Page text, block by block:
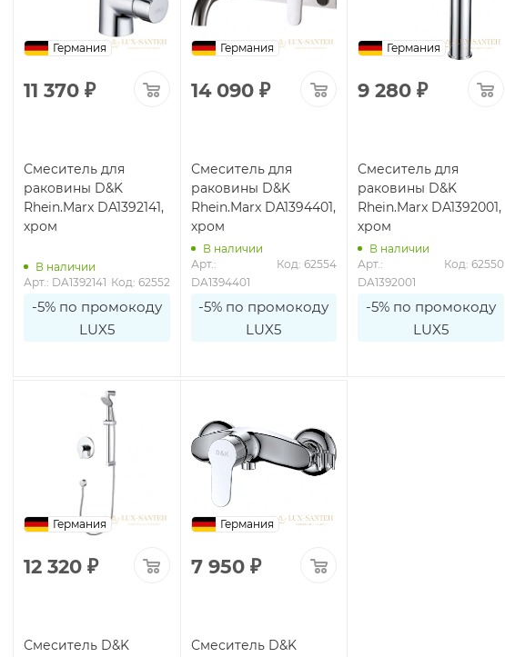
Германия
11 370 ₽
Смеситель для
раковины D&K
Rhein.Marx DA1392141,
хром
В наличии
Арт.: DA1392141 Код: 62552
-5% по промокоду
LUX5
Германия
14 090₽
Смеситель для
раковины D&K
Rhein.Marx DA1394401,
хром
В наличии
Арт.:
DA1394401
Код: 62554
-5% по промокоду
LUX5
Германия
9 280 ₽
Смеситель для
раковины D&K
Rhein.Marx DA1392001,
хром
В наличии
Арт.:
DA1392001
Код: 62550
-5% по промокоду
LUX5
Германия
12 320 ₽
Смеситель D&K
Германия
7 950₽
Смеситель D&K